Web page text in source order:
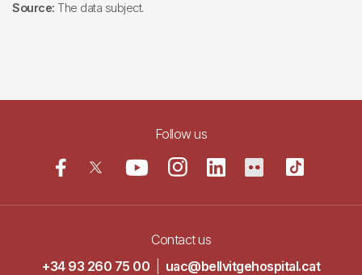
Source: The data subject.
Follow us
Contact us
+34 93 260 75 00
uac@bellvitgehospital.cat